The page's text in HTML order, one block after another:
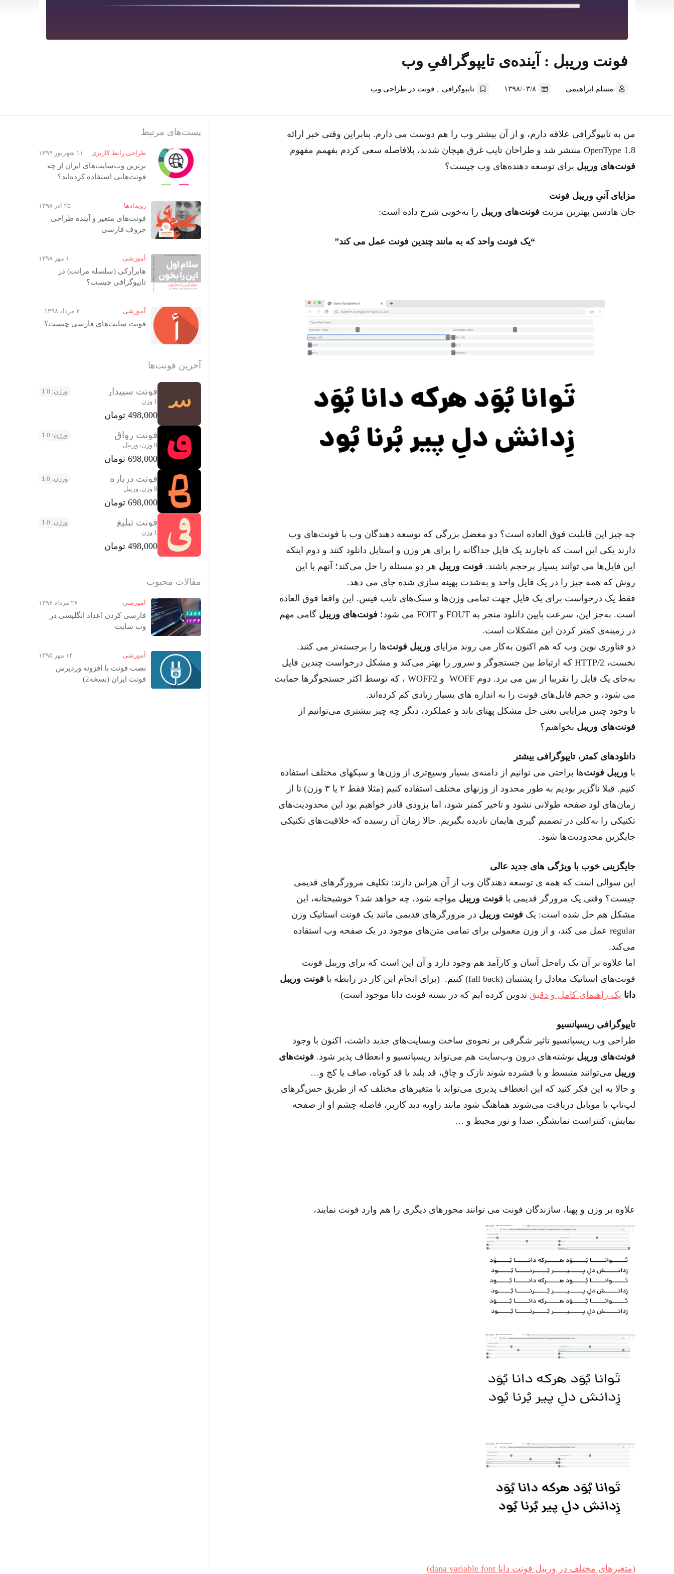
فونت‌‌ وریبل‌ : آینده‌ی تایپوگرافیِ وب
مسلم ابراهیمی ۱۳۹۸/۰۳/۸ تایپوگرافی . فونت در طراحی وب‌
من به تایپوگرافی علاقه دارم، و از آن بیشتر وب را هم دوست می دارم. بنابراین وقتی خبر ارائه
OpenType 1.8 منتشر شد و طراحان‌ تایپ غرق هیجان شدند، بلافاصله سعی کردم بفهمم مفهوم
فونت‌های وریبل برای توسعه دهنده‌های وب چیست؟
مزایای آنیِ وریبل فونت
جان هادسن بهترین مزیت فونت‌های وریبل را به‌خوبی شرح داده است:
“یک فونت واحد که به مانند چندین فونت عمل می کند”
چه چیز این قابلیت فوق العاده است؟ دو معضل بزرگی که توسعه دهندگان وب با فونت‌های وب
دارند یکی این‌ است که ناچارند یک فایل جداگانه را برای هر وزن و استایل دانلود کنند و دوم اینکه
این فایل‌ها می توانند بسیار پرحجم باشند. فونت‌ وریبل هر دو مسئله را حل می‌کند؛ آنهم با این
روش که همه چیز را در یک فایل واحد و به‌شدت بهینه سازی شده جای می دهد.
فقط یک درخواست برای یک فایل جهت تمامی وزن‌ها و سبک‌های تایپ فیس. این واقعا فوق العاده
است. به‌جز این، سرعت پایین دانلود منجر به FOUT و FOIT می شود؛
فونت‌های وریبل گامی مهم
در زمینه‌ی کمتر کردن این مشکلات است.
دو فناوری نوین وب که هم اکنون به‌کار می روند مزایای وریبل فونت‌ها را برجسته‌تر می کنند.
نخست، HTTP/2 که ارتباط بین جستجوگر و سرور را بهتر می‌کند و مشکل درخواست چندین فایل
به‌جای یک فایل را تقریبا از بین می برد. دوم WOFF و WOFF2 ، که توسط اکثر جستجوگرها حمایت
می شود، و حجم فایل‌های فونت را به اندازه های بسیار زیادی کم کرده‌اند.
با وجود چنین مزایایی یعنی حل مشکل پهنای باند و عملکرد، دیگر چه چیز بیشتری می‌توانیم از
فونت‌های وریبل بخواهیم؟
دانلودهای کمتر، تایپوگرافی بیشتر
با وریبل فونت‌ها براحتی می توانیم از دامنه‌ی بسیار وسیع‌تری از وزن‌ها و سبکهای مختلف استفاده
کنیم. قبلا ناگزیر بودیم به طور محدود از وزنهای مختلف استفاده کنیم (مثلا فقط ۲ یا ۳ وزن) تا از
زمان‌های لود صفحه طولانی نشود و تاخیر کمتر شود، اما بزودی قادر خواهیم بود این محدودیت‌های
تکنیکی را به‌کلی در تصمیم گیری هایمان نادیده بگیریم. حالا زمان آن رسیده که خلاقیت‌های تکنیکی
جایگزین محدودیت‌ها شود.
جایگزینی خوب با ویژگی های جدید عالی
این سوالی است که همه ی توسعه دهندگان وب از آن هراس دارند: تکلیف مرورگرهای قدیمی
چیست؟ وقتی یک مرورگر قدیمی با فونت وریبل مواجه شود، چه خواهد شد؟ خوشبختانه، این
مشکل هم حل شده است: یک فونت وریبل در مرورگرهای قدیمی مانند یک فونت استاتیک وزن
regular عمل می کند، و از وزن معمولی برای تمامی متن‌های موجود در یک صفحه وب استفاده
می‌کند.
اما علاوه بر آن یک راه‌حل آسان و کارآمد هم وجود دارد و آن این است که برای وریبل فونت
فونت‌های استاتیک معادل را پشتیبان (fall back) کنیم. (برای انجام این کار در رابطه با
فونت وریبل
دانا یک راهنمای کامل و دقیق تدوین کرده ایم که در بسته فونت دانا موجود است)
تایپوگرافی ریسپانسیو
طراحی وب ریسپانسیو تاثیر شگرفی بر نحوه‌ی ساخت وبسایت‌های جدید داشت، اکنون با وجود
فونت‌های وریبل نوشته‌های درون وب‌سایت هم می‌تواند ریسپانسیو و انعطاف پذیر شود. فونت‌های
وریبل می‌توانند منبسط و یا فشرده شوند نازک و چاق، قد بلند یا قد کوتاه، صاف یا کج و…
و حالا به این فکر کنید که این انعطاف پذیری می‌تواند با متغیرهای مختلف که از طریق حس‌گر‌های
لپ‌تاپ یا موبایل دریافت می‌شوند هماهنگ شود مانند زاویه دید کاربر، فاصله چشم او از صفحه
نمایش، کنتراست نمایشگر، صدا و نور محیط و …
علاوه بر وزن و پهنا، سازندگان فونت می توانند محورهای دیگری را هم وارد فونت‌ نمایند،
(متغیرهای مختلف در وریبل فونت دانا dana variable font)
پست‌های مرتبط
طراحی رابط کاربری ۱۱ شهریور ۱۳۹۹
برترین وب‌سایت‌های ایران از چه
فونت‌هایی استفاده کرده‌اند؟
رویداد‌ها ۲۵ آذر ۱۳۹۸
فونت‌های متغیر و آینده طراحی
حروف فارسی
آموزشی ۱۰ مهر ۱۳۹۸
هایرآرکی (سلسله مراتب) در
تایپوگرافی چیست؟
آموزشی ۲ مرداد ۱۳۹۸
فونت سایت‌های فارسی چیست؟
آخرین فونت‌ها
فونت سپیدار
ورژن: 1.0
1 وزن
498,000 تومان
فونت رواق
ورژن: 1.0
8 وزن، وریبل
698,000 تومان
فونت درباره
ورژن: 1.0
8 وزن, وریبل
698,000 تومان
فونت تبلیغ
ورژن: 1.0
1 وزن
498,000 تومان
مقالات محبوب
آموزشی ۲۷ مرداد ۱۳۹۶
فارسی کردن اعداد انگلیسی در
وب‌ سایت
آموزشی ۱۴ مهر ۱۳۹۵
نصب فونت با افزونه وردپرس
فونت ایران (نسخه2)